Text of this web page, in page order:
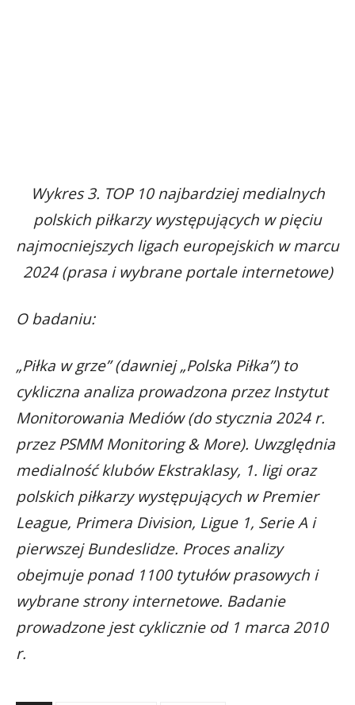
Wykres 3. TOP 10 najbardziej medialnych
polskich piłkarzy występujących w pięciu
najmocniejszych ligach europejskich w marcu
2024 (prasa i wybrane portale internetowe)
O badaniu:
„Piłka w grze” (dawniej „Polska Piłka”) to
cykliczna analiza prowadzona przez Instytut
Monitorowania Mediów (do stycznia 2024 r.
przez PSMM Monitoring & More). Uwzględnia
medialność klubów Ekstraklasy, 1. ligi oraz
polskich piłkarzy występujących w Premier
League, Primera Division, Ligue 1, Serie A i
pierwszej Bundeslidze. Proces analizy
obejmuje ponad 1100 tytułów prasowych i
wybrane strony internetowe. Badanie
prowadzone jest cyklicznie od 1 marca 2010
r.